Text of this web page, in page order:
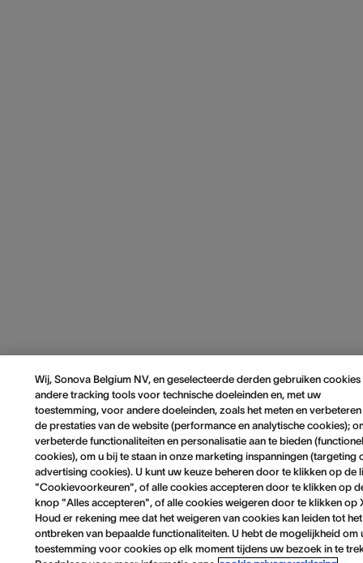
Wij, Sonova Belgium NV, en geselecteerde derden gebruiken cookies
andere tracking tools voor technische doeleinden en, met uw
toestemming, voor andere doeleinden, zoals het meten en
de prestaties van de website (performance en analytische cookies);
verbeterde functionaliteiten en personalisatie aan te bieden
cookies), om u bij te staan in onze marketing inspanningen (targeting
advertising cookies). U kunt uw keuze beheren door te klikken op de
"Cookievoorkeuren", of alle cookies accepteren door te klikken op
knop "Alles accepteren", of alle cookies weigeren door te klikken op
Houd er rekening mee dat het weigeren van cookies kan leiden tot het
ontbreken van bepaalde functionaliteiten. U hebt de mogelijkheid om
toestemming voor cookies op elk moment tijdens uw bezoek in te